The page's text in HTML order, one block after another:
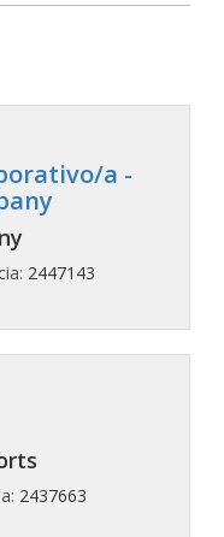
a -
2447143
2437663